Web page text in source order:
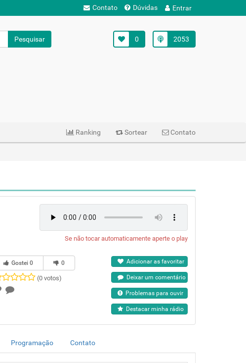
Contato Dúvidas Entrar
Pesquisar 2053
0
Ranking Sortear Contato
Se não tocar automaticamente aperte o play
Gostei0 0
(0 votos)
Adicionar as favoritar
Deixar um comentário
Problemas para ouvir
Destacar minha rádio
Programação Contato